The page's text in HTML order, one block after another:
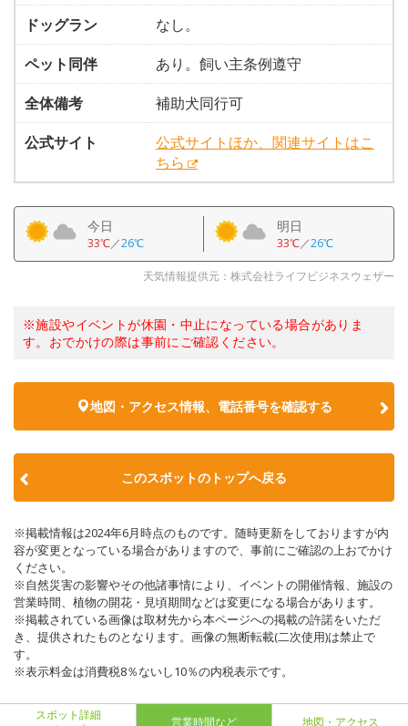
ドッグラン
なし。
ペット同伴
あり。飼い主条例遵守
全体備考
補助犬同行可
公式サイト
公式サイトほか、関連サイトはこ
ちら
今日
33℃／26℃
明日
33℃／26℃
天気情報提供元：株式会社ライフビジネスウェザー
※施設やイベントが休園・中止になっている場合がありま
す。おでかけの際は事前にご確認ください。
地図・アクセス情報、電話番号を確認する
このスポットのトップへ戻る
※掲載情報は2024年6月時点のものです。随時更新をしておりますが内
容が変更となっている場合がありますので、事前にご確認の上おでかけ
ください。
※自然災害の影響やその他諸事情により、イベントの開催情報、施設の
営業時間、植物の開花・見頃期間などは変更になる場合があります。
※掲載されている画像は取材先から本ページへの掲載の許諾をいただ
き、提供されたものとなります。画像の無断転載(二次使用)は禁止で
す。
※表示料金は消費税8％ないし10％の内税表示です。
スポット詳細
営業時間など 地図・アクセス